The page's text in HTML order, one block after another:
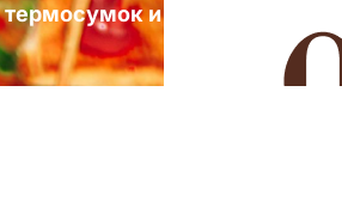
термосумок и посуды для